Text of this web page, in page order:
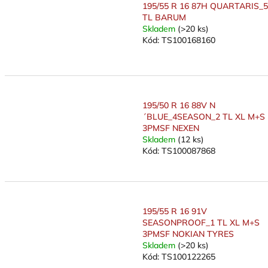
195/55 R 16 87H QUARTARIS_5
TL BARUM
Skladem (>20 ks)
Kód: TS100168160
195/50 R 16 88V N
´BLUE_4SEASON_2 TL XL M+S
3PMSF NEXEN
Skladem (12 ks)
Kód: TS100087868
195/55 R 16 91V
SEASONPROOF_1 TL XL M+S
3PMSF NOKIAN TYRES
Skladem (>20 ks)
Kód: TS100122265